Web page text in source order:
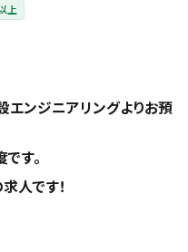
上
エンジニアリングよりお預
す。
人です！